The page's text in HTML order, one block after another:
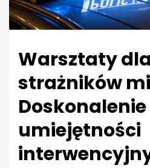
Warsztaty dla
strażników
Doskonalenie
umiejętności